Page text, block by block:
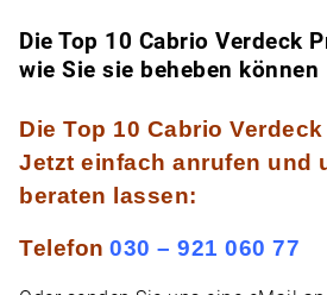
Die Top 10 Cabrio Verdeck
wie Sie sie beheben können
Die Top 10 Cabrio
Jetzt einfach anrufen und
beraten lassen:
Telefon 030 – 921 060 77